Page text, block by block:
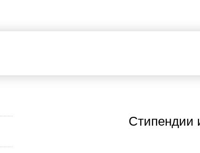
Стипендии